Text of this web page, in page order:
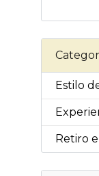
Estilo
Retiro